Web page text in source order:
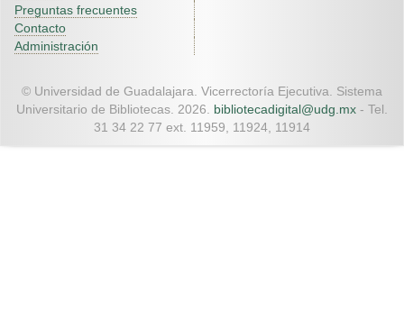
Preguntas frecuentes
Contacto
Administración
© Universidad de Guadalajara. Vicerrectoría Ejecutiva. Sistema
Universitario de Bibliotecas. 2026. bibliotecadigital@udg.mx - Tel.
31 34 22 77 ext. 11959, 11924, 11914